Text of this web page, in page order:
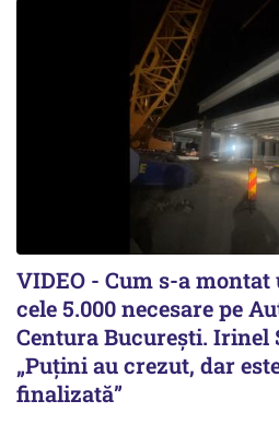
VIDEO - Cum s-a
cele 5.000 necesare pe
Centura București. Irinel
„Puțini au crezut, dar
finalizată”